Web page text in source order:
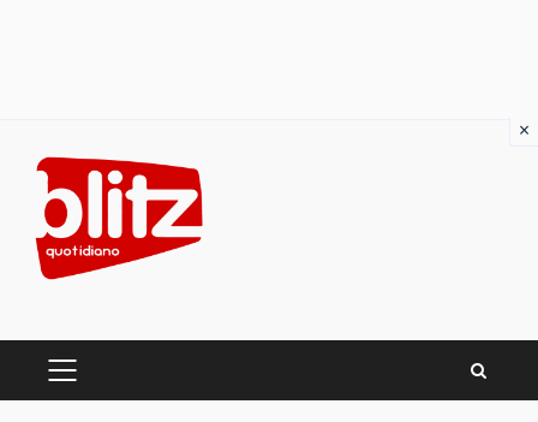
content
PRIMARY
×